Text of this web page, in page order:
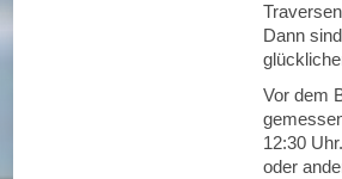
Dann
Vor dem
12:30
oder